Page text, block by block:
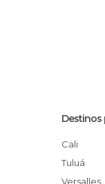
Destinos
Cali
Tuluá
Versalles